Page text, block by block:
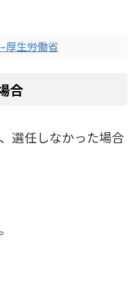
厚生労働省
合
選任しなかった場合